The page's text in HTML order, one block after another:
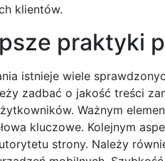
klientów.
praktyki
istnieje wiele
zadbać o jakość treści
Ważnym
kluczowe. Kolejnym
strony. Należy